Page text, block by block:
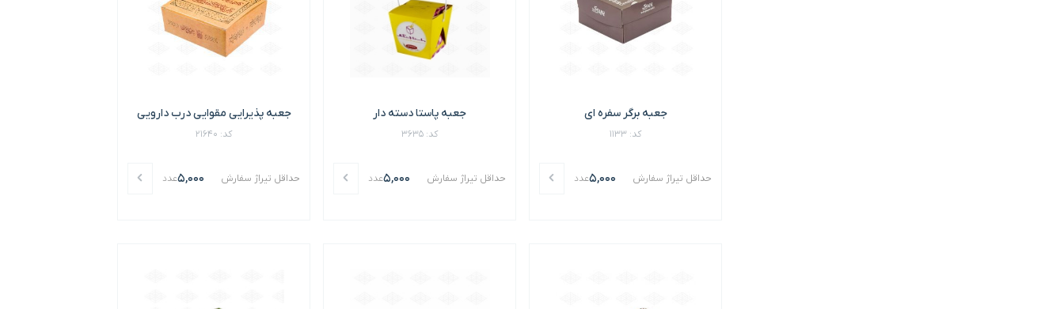
جعبه برگر سفره ای
کد: 1133
حداقل تیراژ سفارش 5,000عدد
جعبه پاستا دسته دار
کد: 3635
حداقل تیراژ سفارش 5,000عدد
جعبه پذیرایی مقوایی درب دارویی
کد: 21640
حداقل تیراژ سفارش 5,000عدد